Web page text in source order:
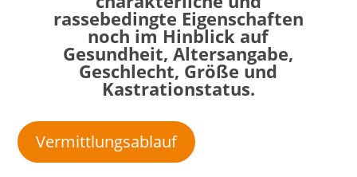
rassebedingte Eigenschaften
noch im Hinblick auf
Gesundheit, Altersangabe,
Geschlecht, Größe und
Kastrationstatus.
Vermittlungsablauf